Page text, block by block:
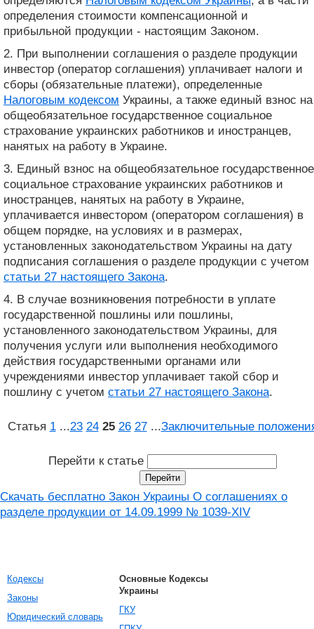
определения стоимости компенсационной и
прибыльной продукции - настоящим Законом.
2. При выполнении соглашения о разделе продукции
инвестор (оператор соглашения) уплачивает налоги и
сборы (обязательные платежи), определенные
Налоговым кодексом Украины, а также единый взнос на
общеобязательное государственное социальное
страхование украинских работников и иностранцев,
нанятых на работу в Украине.
3. Единый взнос на общеобязательное государственное
социальное страхование украинских работников и
иностранцев, нанятых на работу в Украине,
уплачивается инвестором (оператором соглашения) в
общем порядке, на условиях и в размерах,
установленных законодательством Украины на дату
подписания соглашения о разделе продукции с учетом
статьи 27 настоящего Закона.
4. В случае возникновения потребности в уплате
государственной пошлины или пошлины,
установленного законодательством Украины, для
получения услуги или выполнения необходимого
действия государственными органами или
учреждениями инвестор уплачивает такой сбор и
пошлину с учетом статьи 27 настоящего Закона.
Статья 1 ...23 24 25 26 27 ...Заключительные
Перейти к статье
Скачать бесплатно Закон Украины О соглашениях о
разделе продукции от 14.09.1999 № 1039-XIV
Кодексы
Законы
Юридический словарь
Основные Кодексы
Украины
ГКУ